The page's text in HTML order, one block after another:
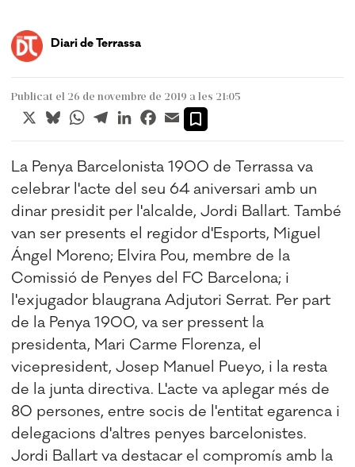
Diari de Terrassa
Publicat el 26 de novembre de 2019 a les 21:05
X BlueskyWhatsApp
TelegramLinkedInFacebook
Email
La Penya Barcelonista 1900 de Terrassa va
celebrar l'acte del seu 64 aniversari amb un
dinar presidit per l'alcalde, Jordi Ballart. També
van ser presents el regidor d'Esports, Miguel
Ángel Moreno; Elvira Pou, membre de la
Comissió de Penyes del FC Barcelona; i
l'exjugador blaugrana Adjutori Serrat. Per part
de la Penya 1900, va ser pressent la
presidenta, Mari Carme Florenza, el
vicepresident, Josep Manuel Pueyo, i la resta
de la junta directiva. L'acte va aplegar més de
80 persones, entre socis de l'entitat egarenca i
delegacions d'altres penyes barcelonistes.
Jordi Ballart va destacar el compromís amb la